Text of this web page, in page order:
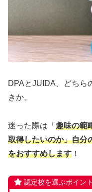
DPAとJUIDA、どちら
きか。
迷った際は「 趣味の範
取得したいのか」自分
をおすすめします ！
認定校を選ぶポイント